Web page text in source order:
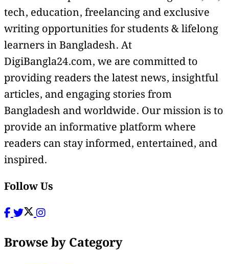
tech, education, freelancing and exclusive
writing opportunities for students & lifelong
learners in Bangladesh. At
DigiBangla24.com, we are committed to
providing readers the latest news, insightful
articles, and engaging stories from
Bangladesh and worldwide. Our mission is to
provide an informative platform where
readers can stay informed, entertained, and
inspired.
Follow Us
Browse by Category